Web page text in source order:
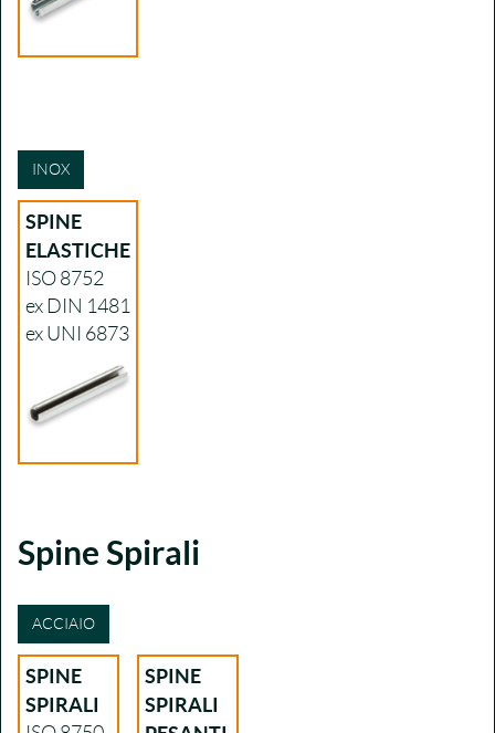
INOX
SPINE
ELASTICHE
ISO 8752
ex DIN 1481
ex UNI 6873
Spine Spirali
ACCIAIO
SPINE
SPIRALI
SPINE
SPIRALI